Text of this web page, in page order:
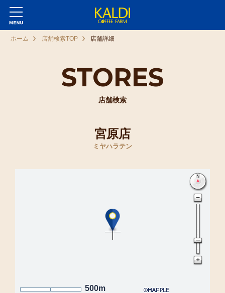
STORES
店舗検索
ホーム 店舗検索TOP 店舗詳細
宮原店
ミヤハラテン
500m